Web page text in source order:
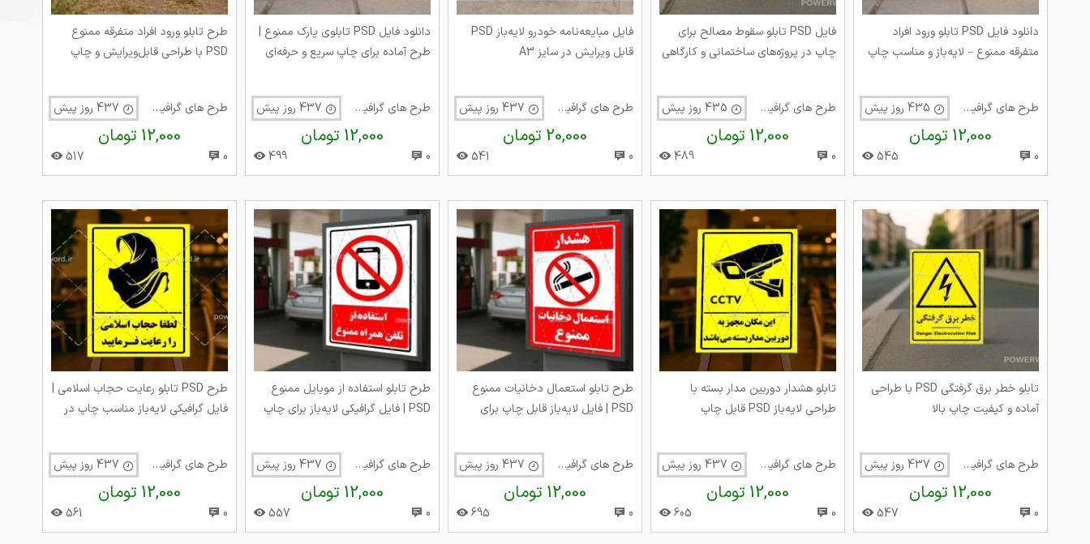
دانلود فایل PSD تابلو ورود افراد
متفرقه ممنوع – لایه‌باز و مناسب چاپ
طرح های گرافیک متفرقه
12,000 تومان
0
545
فایل PSD تابلو سقوط مصالح برای
چاپ در پروژه‌های ساختمانی و کارگاهی
طرح های گرافیک متفرقه
12,000 تومان
0
489
فایل مبایعه‌نامه خودرو لایه‌باز PSD
قابل ویرایش در سایز A3
طرح های گرافیک متفرقه
20,000 تومان
0
541
دانلود فایل PSD تابلوی پارک ممنوع |
طرح آماده برای چاپ سریع و حرفه‌ای
طرح های گرافیک متفرقه
12,000 تومان
0
499
طرح تابلو ورود افراد متفرقه ممنوع
PSD با طراحی قابل‌ویرایش و چاپ
طرح های گرافیک متفرقه
12,000 تومان
0
517
تابلو خطر برق گرفتگی PSD با طراحی
آماده و کیفیت چاپ بالا
طرح های گرافیک متفرقه
12,000 تومان
0
547
تابلو هشدار دوربین مدار بسته با
طراحی لایه‌باز PSD قابل چاپ
طرح های گرافیک متفرقه
12,000 تومان
0
605
طرح تابلو استعمال دخانیات ممنوع
PSD | فایل لایه‌باز قابل چاپ برای
طرح های گرافیک متفرقه
12,000 تومان
0
695
طرح تابلو استفاده از موبایل ممنوع
PSD | فایل گرافیکی لایه‌باز برای چاپ
طرح های گرافیک متفرقه
12,000 تومان
0
557
طرح PSD تابلو رعایت حجاب اسلامی |
فایل گرافیکی لایه‌باز مناسب چاپ در
طرح های گرافیک متفرقه
12,000 تومان
0
561